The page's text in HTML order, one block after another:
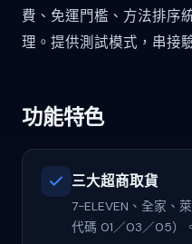
費、免運門檻、方法排序
理。提供測試模式，串接
功能特色
三大超商取貨
7-ELEVEN、全家、
代碼 01／03／05）。